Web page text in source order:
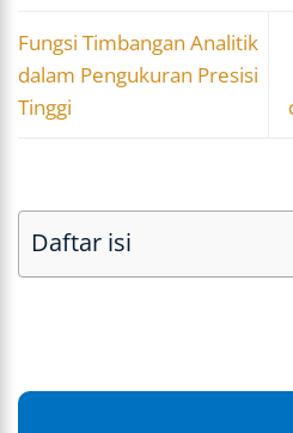
Daftar isi
Fungsi Timbangan Analitik
dalam Pengukuran Presisi
Tinggi